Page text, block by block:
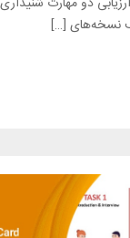
نسخه‌های […]